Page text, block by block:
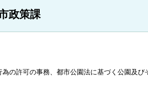
政策課
許可の事務、都市公園法に基づく公園及び